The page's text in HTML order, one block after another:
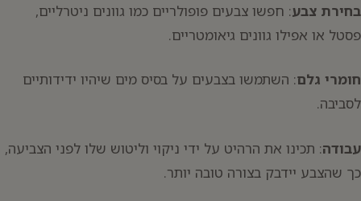
בחירת צבע: חפשו צבעים פופולריים כמו גוונים ניטרליים,
פסטל או אפילו גוונים גיאומטריים.
חומרי גלם: השתמשו בצבעים על בסיס מים שיהיו ידידותיים
לסביבה.
עבודה: תכינו את הרהיט על ידי ניקוי וליטוש שלו לפני הצביעה,
כך שהצבע יידבק בצורה טובה יותר.